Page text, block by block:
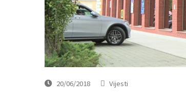
20/06/2018 Vijesti